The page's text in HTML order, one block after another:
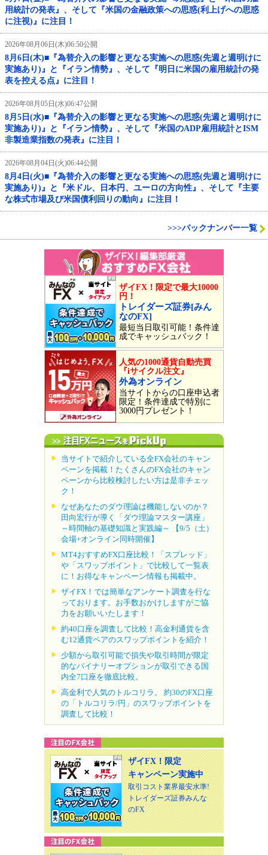
用統計の発表』、そして『米国の金融政策への思惑(利上げへの思惑
に注視)』に注目！
2026年08月06日(木)06:50公開
8月6日(木)■『為替介入の影響と更なる実施への思惑(先週と週明けに
実施あり)』と『イラン情勢』、そして『明日に米国の雇用統計の発
表を控える点』に注目！
2026年08月05日(水)06:47公開
8月5日(水)■『為替介入の影響と更なる実施への思惑(先週と週明けに
実施あり)』と『イラン情勢』、そして『米国のADP雇用統計とISM
非製造業指数の発表』に注目！
2026年08月04日(火)06:44公開
8月4日(火)■『為替介入の影響と更なる実施への思惑(先週と週明けに
実施あり)』と『米ドル、日本円、ユーロの方向性』、そして『主要
な株式市場及び米国債利回りの動向』に注目！
>>>バックナンバー一覧
ザイFX！限定で最大10000
円！
トレイダーズ証券[みん
なのFX]
最短当日取引可能！条件達
成でキャッシュバック！
人気の1000通貨自動売買
『iサイクル注文』
外為オンライン
当サイトからの口座申込者
限定！条件達成で特別に
3000円プレゼント！
当サイトで紹介している全FX会社のキャン
ペーンを掲載！たくさんのFX会社のキャン
ペーンから比較検討したい方は是非チェッ
ク！
なぜあなたのダウ理論は機能しないのか？
田向宏行が導く「ダウ理論マスター講座」
～時間軸の基礎知識と実践編～ 【9/5（土）
会場+オンライン同時開催】
MT4おすすめFX口座比較！「スプレッド」
や「スワップポイント」で比較して一覧表
に！お得なキャンペーン情報も掲載中。
ザイFX！では簡単なアンケート調査を行な
っております。お手数おかけしますがご協
力をお願いいたします！
約40口座を調査して比較！高金利通貨を含
む12通貨ペアのスワップポイントを紹介！
少額から取引可能で損失や取引時間が限定
的なバイナリーオプションが取引できる国
内全7口座を徹底比較。
高金利で人気のトルコリラ。 約30のFX口座
の「トルコリラ/円」のスワップポイントを
調査して比較！
ザイFX！限定
キャンペーン実施中
取引コスト業界最安水準!
トレイダーズ証券みんな
のFX